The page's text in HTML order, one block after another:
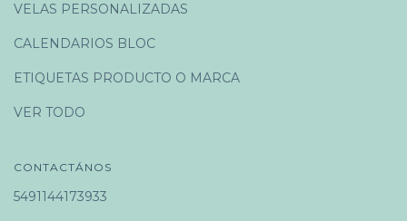
VELAS PERSONALIZADAS
CALENDARIOS BLOC
ETIQUETAS PRODUCTO O MARCA
VER TODO
CONTACTÁNOS
5491144173933